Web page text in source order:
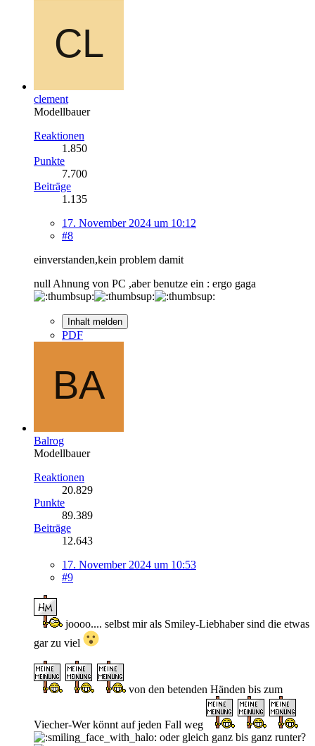
clement
Modellbauer
Reaktionen
1.850
Punkte
7.700
Beiträge
1.135
17. November 2024 um 10:12
#8
einverstanden,kein problem damit
null Ahnung von PC ,aber benutze ein : ergo gaga
Inhalt melden
PDF
Balrog
Modellbauer
Reaktionen
20.829
Punkte
89.389
Beiträge
12.643
17. November 2024 um 10:53
#9
joooo.... selbst mir als Smiley-Liebhaber sind die etwas
gar zu viel
von den betenden Händen bis zum
Viecher-Wer könnt auf jeden Fall weg
oder gleich ganz bis ganz runter?